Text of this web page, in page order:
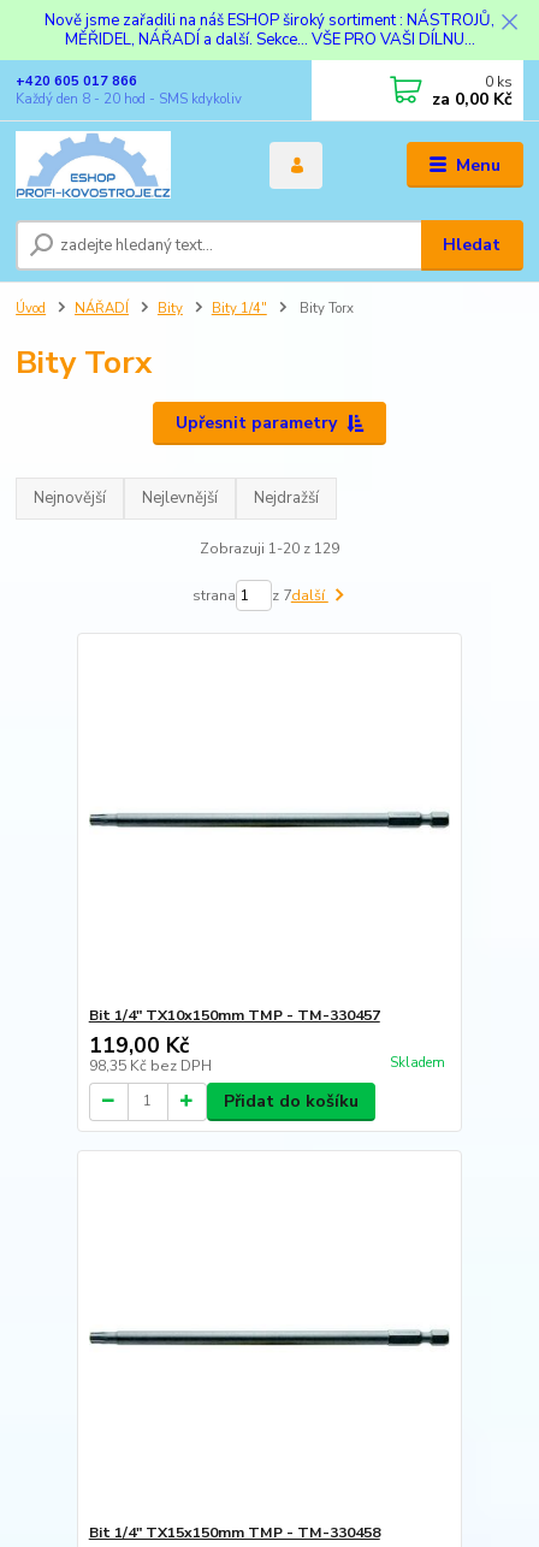
Nově jsme zařadili na náš ESHOP široký sortiment : NÁSTROJŮ,
MĚŘIDEL, NÁŘADÍ a další. Sekce... VŠE PRO VAŠI DÍLNU...
Menu
Hledat
+420 605 017 866
Každý den 8 - 20 hod - SMS kdykoliv
0 ks
za 0,00 Kč
Úvod NÁŘADÍ Bity Bity 1/4" Bity Torx
Bity Torx
Upřesnit parametry
Nejnovější Nejlevnější Nejdražší
Zobrazuji 1-20 z 129
strana z 7další
Bit 1/4" TX10x150mm TMP - TM-330457
119,00 Kč
98,35 Kč bez DPH Skladem
Přidat do košíku
Bit 1/4" TX15x150mm TMP - TM-330458